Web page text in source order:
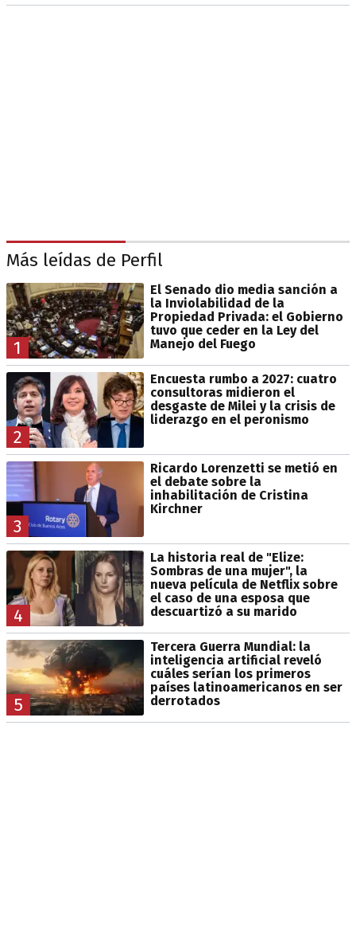
Más leídas de Perfil
1
El Senado dio media sanción a
la Inviolabilidad de la
Propiedad Privada: el Gobierno
tuvo que ceder en la Ley del
Manejo del Fuego
2
Encuesta rumbo a 2027: cuatro
consultoras midieron el
desgaste de Milei y la crisis de
liderazgo en el peronismo
3
Ricardo Lorenzetti se metió en
el debate sobre la
inhabilitación de Cristina
Kirchner
4
La historia real de "Elize:
Sombras de una mujer", la
nueva película de Netflix sobre
el caso de una esposa que
descuartizó a su marido
5
Tercera Guerra Mundial: la
inteligencia artificial reveló
cuáles serían los primeros
países latinoamericanos en ser
derrotados